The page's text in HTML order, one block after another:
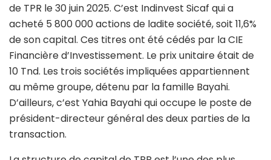
de TPR le 30 juin 2025. C’est Indinvest Sicaf qui a
acheté 5 800 000 actions de ladite société, soit 11,6%
de son capital. Ces titres ont été cédés par la CIE
Financière d’Investissement. Le prix unitaire était de
10 Tnd. Les trois sociétés impliquées appartiennent
au même groupe, détenu par la famille Bayahi.
D’ailleurs, c’est Yahia Bayahi qui occupe le poste de
président-directeur général des deux parties de la
transaction.